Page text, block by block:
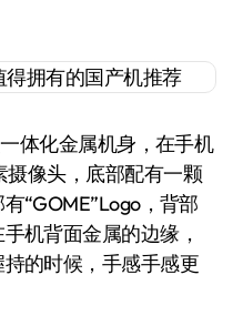
体化金属机身，在手机
摄像头，底部配有一颗
“GOME”Logo，背部
机背面金属的边缘，
的时候，手感手感更